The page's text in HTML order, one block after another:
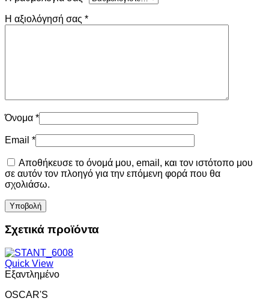
Η αξιολόγησή σας *
Όνομα *
Email *
Αποθήκευσε το όνομά μου, email, και τον ιστότοπο μου
σε αυτόν τον πλοηγό για την επόμενη φορά που θα
σχολιάσω.
Σχετικά προϊόντα
Quick View
Εξαντλημένο
OSCAR'S